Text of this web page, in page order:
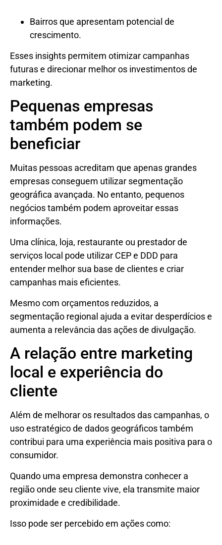
Bairros que apresentam potencial de
crescimento.
Esses insights permitem otimizar campanhas
futuras e direcionar melhor os investimentos de
marketing.
Pequenas empresas
também podem se
beneficiar
Muitas pessoas acreditam que apenas grandes
empresas conseguem utilizar segmentação
geográfica avançada. No entanto, pequenos
negócios também podem aproveitar essas
informações.
Uma clínica, loja, restaurante ou prestador de
serviços local pode utilizar CEP e DDD para
entender melhor sua base de clientes e criar
campanhas mais eficientes.
Mesmo com orçamentos reduzidos, a
segmentação regional ajuda a evitar desperdícios e
aumenta a relevância das ações de divulgação.
A relação entre marketing
local e experiência do
cliente
Além de melhorar os resultados das campanhas, o
uso estratégico de dados geográficos também
contribui para uma experiência mais positiva para o
consumidor.
Quando uma empresa demonstra conhecer a
região onde seu cliente vive, ela transmite maior
proximidade e credibilidade.
Isso pode ser percebido em ações como: